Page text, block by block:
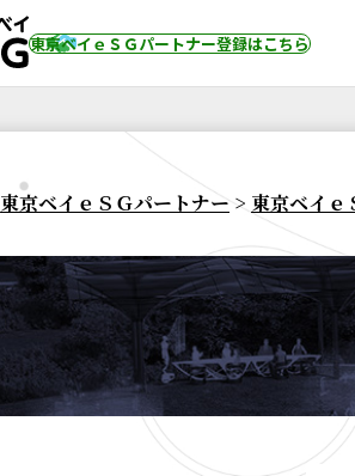
東京ベイｅＳＧパートナー登録はこちら
東京ベイｅＳＧパートナー > 東京ベイｅ